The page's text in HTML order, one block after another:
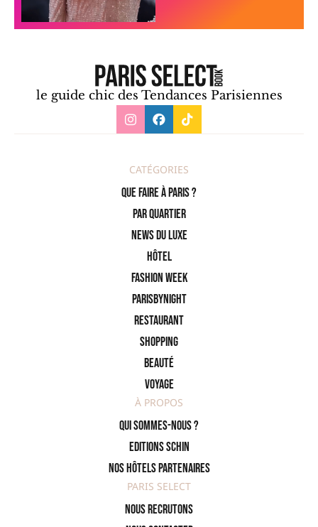
le guide chic des Tendances Parisiennes
CATÉGORIES
Que faire à Paris ?
PAR QUARTIER
News du Luxe
Hôtel
Fashion Week
ParisByNight
Restaurant
Shopping
Beauté
Voyage
À PROPOS
Qui sommes-nous ?
Editions SCHIN
Nos hôtels partenaires
PARIS SELECT
Nous recrutons